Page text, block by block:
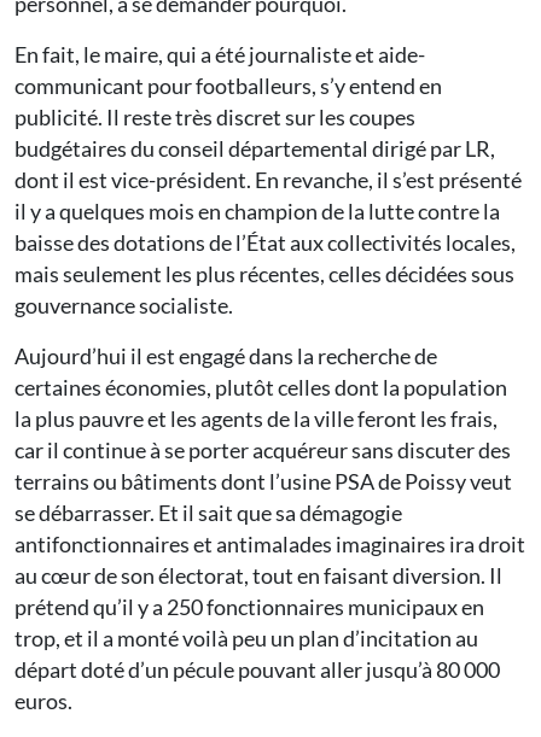
En fait, le maire, qui a été journaliste et aide-
communicant pour footballeurs, s’y entend en
publicité. Il reste très discret sur les coupes
budgétaires du conseil départemental dirigé par LR,
dont il est vice-président. En revanche, il s’est présenté
il y a quelques mois en champion de la lutte contre la
baisse des dotations de l’État aux collectivités locales,
mais seulement les plus récentes, celles décidées sous
gouvernance socialiste.
Aujourd’hui il est engagé dans la recherche de
certaines économies, plutôt celles dont la population
la plus pauvre et les agents de la ville feront les frais,
car il continue à se porter acquéreur sans discuter des
terrains ou bâtiments dont l’usine PSA de Poissy veut
se débarrasser. Et il sait que sa démagogie
antifonctionnaires et antimalades imaginaires ira droit
au cœur de son électorat, tout en faisant diversion. Il
prétend qu’il y a 250 fonctionnaires municipaux en
trop, et il a monté voilà peu un plan d’incitation au
départ doté d’un pécule pouvant aller jusqu’à 80 000
euros.